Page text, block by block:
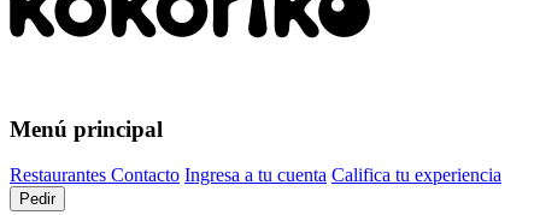
Menú principal
Restaurantes Contacto Ingresa a tu cuenta Califica tu experiencia
Pedir